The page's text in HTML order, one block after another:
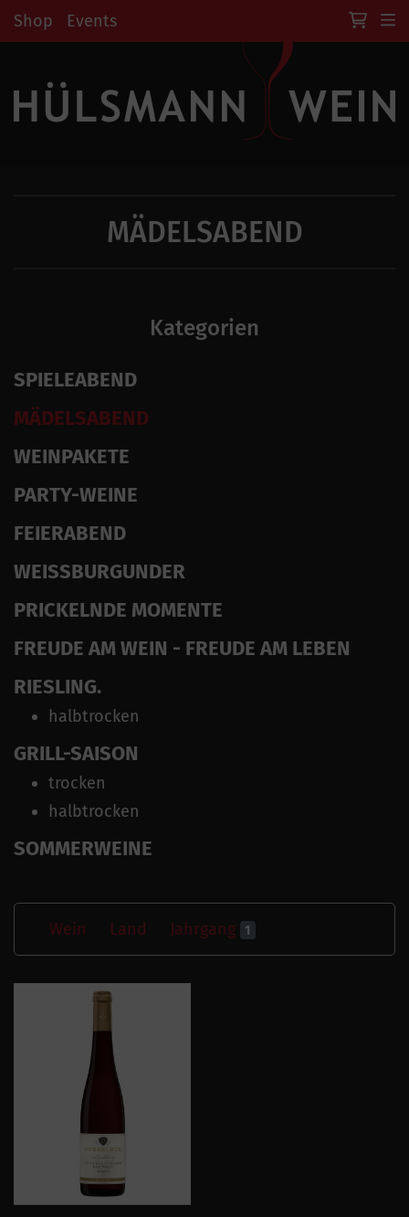
Shop Events
MÄDELSABEND
Kategorien
SPIELEABEND
MÄDELSABEND
WEINPAKETE
PARTY-WEINE
FEIERABEND
WEISSBURGUNDER
PRICKELNDE MOMENTE
FREUDE AM WEIN - FREUDE AM LEBEN
RIESLING.
halbtrocken
GRILL-SAISON
trocken
halbtrocken
SOMMERWEINE
Wein Land Jahrgang 1